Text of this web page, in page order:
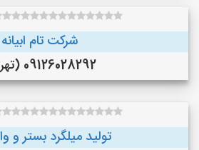
شرکت تام ابیانه
09126028292 (تهران)
تولید میلگرد بستر و